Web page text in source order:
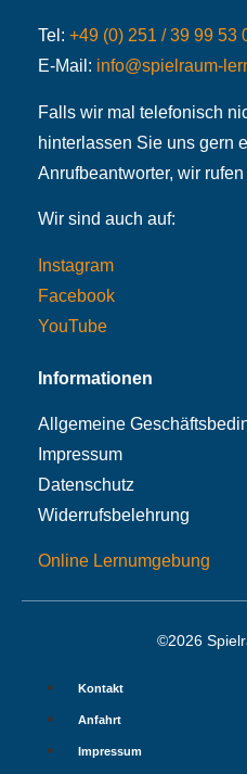
Tel: +49 (0) 251 / 39 99 53
E-Mail: info@spielraum-
Falls wir mal telefonisch
hinterlassen Sie uns gern
Anrufbeantworter, wir rufen
Wir sind auch auf:
Instagram
Facebook
YouTube
Informationen
Allgemeine
Impressum
Datenschutz
Widerrufsbelehrung
Online Lernumgebung
©2026
Kontakt
Anfahrt
Impressum